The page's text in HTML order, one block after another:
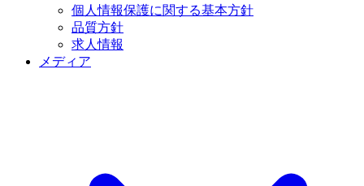
個人情報保護に関する基本方針
品質方針
求人情報
メディア